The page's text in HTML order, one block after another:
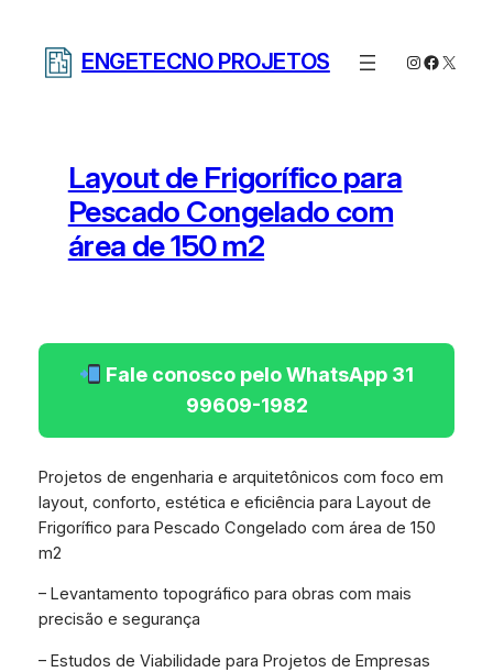
ENGETECNO PROJETOS Instagram
X
Layout de Frigorífico para
Pescado Congelado com
área de 150 m2
Fale conosco pelo WhatsApp 31
99609-1982
Projetos de engenharia e arquitetônicos com foco em
layout, conforto, estética e eficiência para Layout de
Frigorífico para Pescado Congelado com área de 150
m2
– Levantamento topográfico para obras com mais
precisão e segurança
– Estudos de Viabilidade para Projetos de Empresas